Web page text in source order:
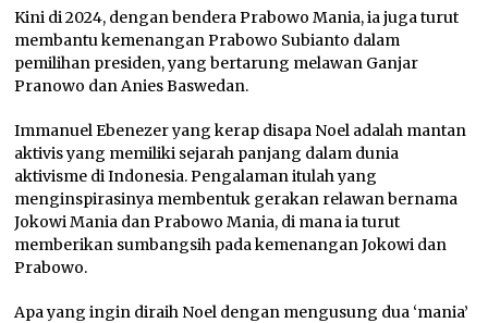
Kini di 2024, dengan bendera Prabowo Mania, ia juga turut
membantu kemenangan Prabowo Subianto dalam
pemilihan presiden, yang bertarung melawan Ganjar
Pranowo dan Anies Baswedan.
Immanuel Ebenezer yang kerap disapa Noel adalah mantan
aktivis yang memiliki sejarah panjang dalam dunia
aktivisme di Indonesia. Pengalaman itulah yang
menginspirasinya membentuk gerakan relawan bernama
Jokowi Mania dan Prabowo Mania, di mana ia turut
memberikan sumbangsih pada kemenangan Jokowi dan
Prabowo.
Apa yang ingin diraih Noel dengan mengusung dua ‘mania’